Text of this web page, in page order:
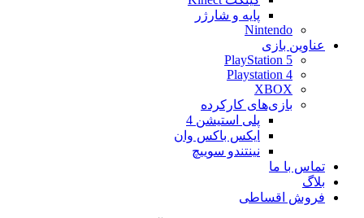
پایه و شارژر
Nintendo
عناوین بازی
PlayStation 5
Playstation 4
XBOX
بازی‌های کارکرده
پلی استیشن 4
ایکس باکس وان
نینتندو سوییچ
تماس با ما
بلاگ
فروش اقساطی